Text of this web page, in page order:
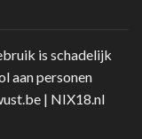
is schadelijk
aan personen
| NIX18.nl